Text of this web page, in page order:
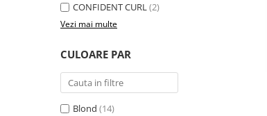
CONFIDENT CURL(2)
Vezi mai multe
CULOARE PAR
Blond (14)